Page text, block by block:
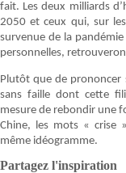
fait. Les deux milliards
2050 et ceux qui, sur
survenue de la
personnelles,
Plutôt que de prononcer
sans faille dont cette
mesure de rebondir une
Chine, les mots « crise
même idéogramme.
Partagez l'inspiration